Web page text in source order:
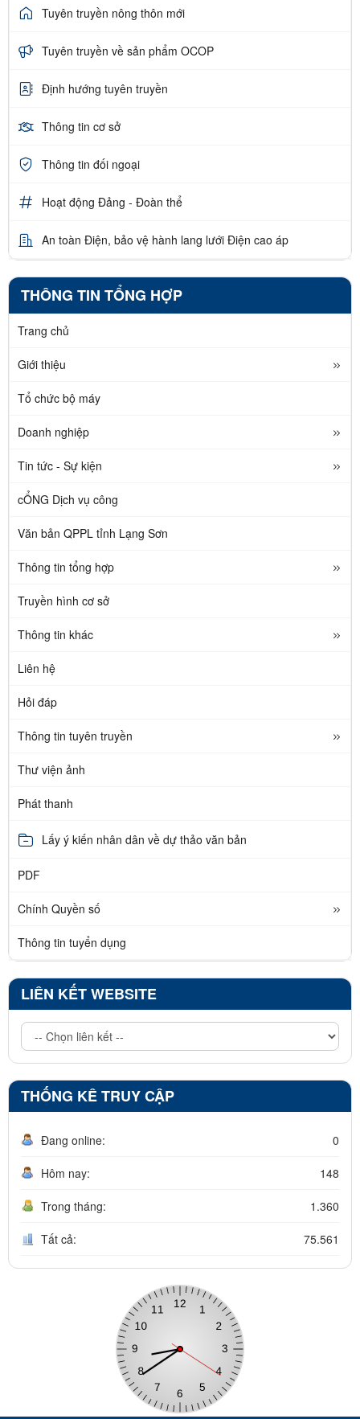
Tuyên truyền nông thôn mới
Tuyên truyền về sản phẩm OCOP
Định hướng tuyên truyền
Thông tin cơ sở
Thông tin đối ngoại
Hoạt động Đảng - Đoàn thể
An toàn Điện, bảo vệ hành lang lưới Điện cao áp
THÔNG TIN TỔNG HỢP
Trang chủ
Giới thiệu
Tổ chức bộ máy
Doanh nghiệp
Tin tức - Sự kiện
cỔNG Dịch vụ công
Văn bản QPPL tỉnh Lạng Sơn
Thông tin tổng hợp
Truyền hình cơ sở
Thông tin khác
Liên hệ
Hỏi đáp
Thông tin tuyên truyền
Thư viện ảnh
Phát thanh
Lấy ý kiến nhân dân về dự thảo văn bản
PDF
Chính Quyền số
Thông tin tuyển dụng
LIÊN KẾT WEBSITE
THỐNG KÊ TRUY CẬP
Đang online: 0
Hôm nay: 148
Trong tháng: 1.360
Tất cả: 75.561